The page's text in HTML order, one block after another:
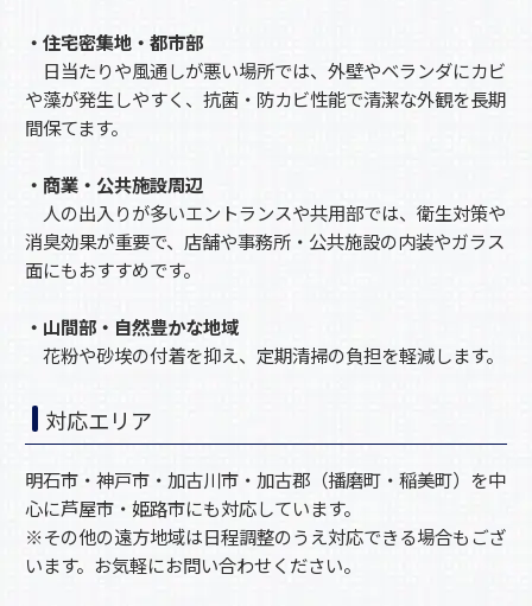
・住宅密集地・都市部
日当たりや風通しが悪い場所では、外壁やベランダにカビ
や藻が発生しやすく、抗菌・防カビ性能で清潔な外観を長期
間保てます。
・商業・公共施設周辺
人の出入りが多いエントランスや共用部では、衛生対策や
消臭効果が重要で、店舗や事務所・公共施設の内装やガラス
面にもおすすめです。
・山間部・自然豊かな地域
花粉や砂埃の付着を抑え、定期清掃の負担を軽減します。
対応エリア
明石市・神戸市・加古川市・加古郡（播磨町・稲美町）を中
心に芦屋市・姫路市にも対応しています。
※その他の遠方地域は日程調整のうえ対応できる場合もござ
います。お気軽にお問い合わせください。